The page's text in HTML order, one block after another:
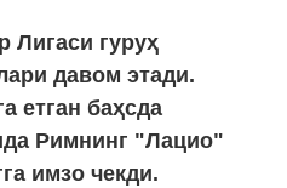
Лигаси гуруҳ
давом этади.
етган баҳсда
Римнинг "Лацио"
имзо чекди.